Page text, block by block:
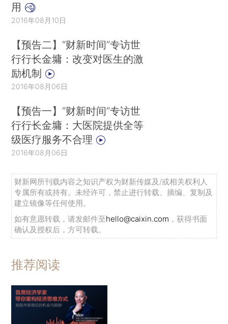
用
2016年08月10日
【预告二】“财新时间”专访世
行行长金墉：改变对医生的激
励机制
2016年08月06日
【预告一】“财新时间”专访世
行行长金墉：大医院提供全等
级医疗服务不合理
2016年08月06日
财新网所刊载内容之知识产权为财新传媒及/或相关权利人
专属所有或持有。未经许可，禁止进行转载、摘编、复制及
建立镜像等任何使用。
如有意愿转载，请发邮件至hello@caixin.com ，获得书面
确认及授权后，方可转载。
推荐阅读